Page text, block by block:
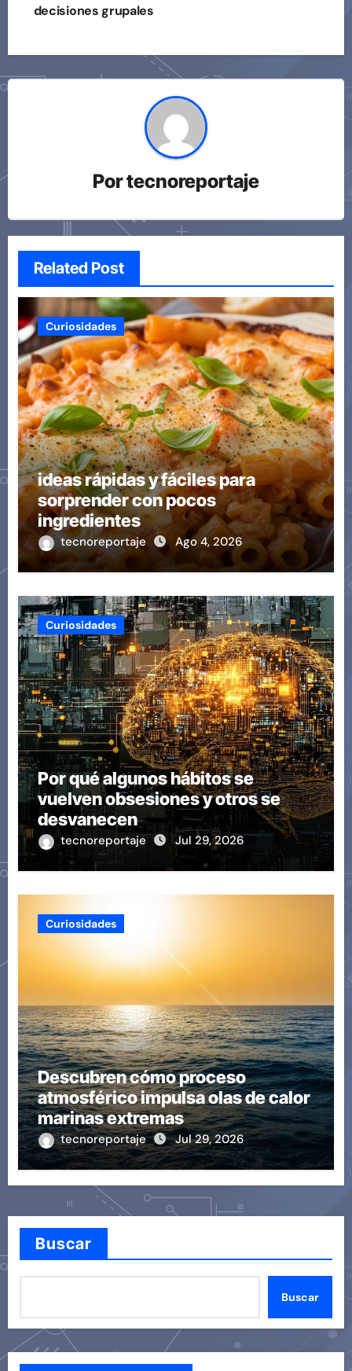
decisiones grupales
Portecnoreportaje
Related Post
Curiosidades
ideas rápidas y fáciles para
sorprender con pocos
ingredientes
tecnoreportaje Ago 4, 2026
Curiosidades
Por qué algunos hábitos se
vuelven obsesiones y otros se
desvanecen
tecnoreportaje Jul 29, 2026
Curiosidades
Descubren cómo proceso
atmosférico impulsa olas de calor
marinas extremas
tecnoreportaje Jul 29, 2026
Buscar
Buscar